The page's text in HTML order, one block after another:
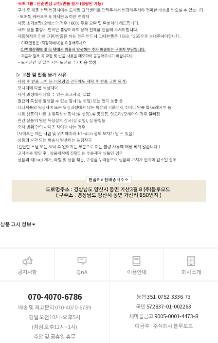
상품 고시 정보
공지사항 QnA 이용안내 회사소개
070-4070-6786
배송 및 재고문의 070-4070-6789
평일 오전10시~오후5시
(점심 오후12시~1시)
주말 및 공휴일 휴무
농협351-0752-3336-73
국민 572837-01-002263
새마을금고9005-0001-4473-8
예금주 : 주식회사 블루모드